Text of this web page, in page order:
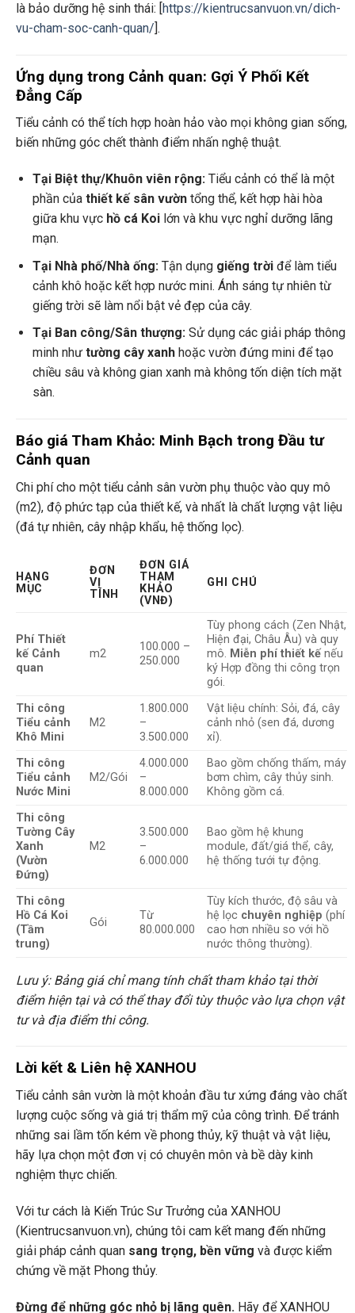
là bảo dưỡng hệ sinh thái: [https://kientrucsanvuon.vn/dich-
vu-cham-soc-canh-quan/].
Ứng dụng trong Cảnh quan: Gợi Ý Phối Kết
Đẳng Cấp
Tiểu cảnh có thể tích hợp hoàn hảo vào mọi không gian sống,
biến những góc chết thành điểm nhấn nghệ thuật.
Tại Biệt thự/Khuôn viên rộng:Tiểu cảnh có thể là một
phần của thiết kế sân vườntổng thể, kết hợp hài hòa
giữa khu vực hồ cá Koilớn và khu vực nghỉ dưỡng lãng
mạn.
Tại Nhà phố/Nhà ống:Tận dụng giếng trờiđể làm tiểu
cảnh khô hoặc kết hợp nước mini. Ánh sáng tự nhiên từ
giếng trời sẽ làm nổi bật vẻ đẹp của cây.
Tại Ban công/Sân thượng:Sử dụng các giải pháp thông
minh như tường cây xanhhoặc vườn đứng mini để tạo
chiều sâu và không gian xanh mà không tốn diện tích mặt
sàn.
Báo giá Tham Khảo: Minh Bạch trong Đầu tư
Cảnh quan
Chi phí cho một tiểu cảnh sân vườn phụ thuộc vào quy mô
(m2), độ phức tạp của thiết kế, và nhất là chất lượng vật liệu
(đá tự nhiên, cây nhập khẩu, hệ thống lọc).
HẠNG
MỤC
ĐƠN
VỊ
TÍNH
ĐƠN GIÁ
THAM
KHẢO
(VNĐ)
GHI CHÚ
Phí Thiết
kế Cảnh
quan
m2
100.000 –
250.000
Tùy phong cách (Zen Nhật,
Hiện đại, Châu Âu) và quy
mô. Miễn phí thiết kế nếu
ký Hợp đồng thi công trọn
gói.
Thi công
Tiểu cảnh
Khô Mini
M2
1.800.000
–
3.500.000
Vật liệu chính: Sỏi, đá, cây
cảnh nhỏ (sen đá, dương
xỉ).
Thi công
Tiểu cảnh
Nước Mini
M2/Gói
4.000.000
–
8.000.000
Bao gồm chống thấm, máy
bơm chìm, cây thủy sinh.
Không gồm cá.
Thi công
Tường Cây
Xanh
(Vườn
Đứng)
M2
3.500.000
–
6.000.000
Bao gồm hệ khung
module, đất/giá thể, cây,
hệ thống tưới tự động.
Thi công
Hồ Cá Koi
(Tầm
trung)
Gói
Từ
80.000.000
Tùy kích thước, độ sâu và
hệ lọc chuyên nghiệp (phí
cao hơn nhiều so với hồ
nước thông thường).
Lưu ý: Bảng giá chỉ mang tính chất tham khảo tại thời
điểm hiện tại và có thể thay đổi tùy thuộc vào lựa chọn vật
tư và địa điểm thi công.
Lời kết & Liên hệ XANHOU
Tiểu cảnh sân vườn là một khoản đầu tư xứng đáng vào chất
lượng cuộc sống và giá trị thẩm mỹ của công trình. Để tránh
những sai lầm tốn kém về phong thủy, kỹ thuật và vật liệu,
hãy lựa chọn một đơn vị có chuyên môn và bề dày kinh
nghiệm thực chiến.
Với tư cách là Kiến Trúc Sư Trưởng của XANHOU
(Kientrucsanvuon.vn), chúng tôi cam kết mang đến những
giải pháp cảnh quan sang trọng, bền vững và được kiểm
chứng về mặt Phong thủy.
Đừng để những góc nhỏ bị lãng quên. Hãy để XANHOU